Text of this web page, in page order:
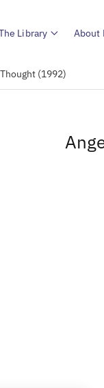
Library About
(1992)